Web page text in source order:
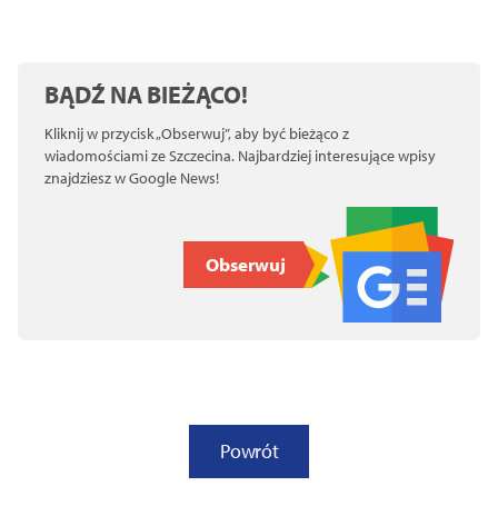
BĄDŹ NA BIEŻĄCO!
Kliknij w przycisk „Obserwuj”, aby być bieżąco z
wiadomościami ze Szczecina. Najbardziej interesujące wpisy
znajdziesz w Google News!
Obserwuj
Powrót